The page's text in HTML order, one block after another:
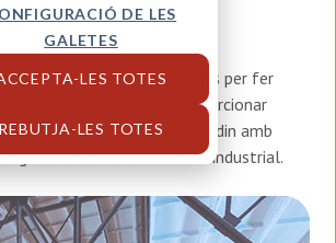
DE LES
GALETES
LES TOTES
REBUTJA-LES TOTES
nosaltres.
de traducció estan preparats per fer
específics i proporcionar
i d'alta qualitat que traslladin amb
i el context del sector industrial.